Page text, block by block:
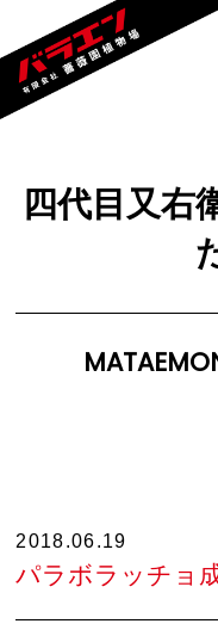
四代目又右
2018.06.19
パラボラッチョ